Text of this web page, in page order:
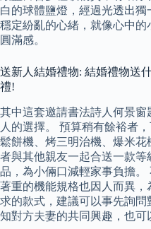
白的球體鹽燈，經過光透出
穩定紛亂的心緒，就像心中
圓滿感。
送新人結婚禮物: 結婚禮物送
禮!
其中這套邀請書法詩人何景
人的選擇。 預算稍有餘裕者
鬆餅機、烤三明治機、爆米
者與其他親友一起合送一款
品，為小倆口減輕家事負擔。
著重的機能規格也因人而異
求的款式，建議可以事先詢
知對方夫妻的共同興趣，也可